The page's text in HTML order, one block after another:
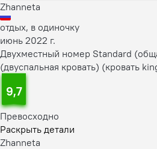
Zhanneta
отдых, в одиночку
июнь 2022 г.
Двухместный номер Standard
(двуспальная кровать) (кровать
9,7
Превосходно
Раскрыть детали
Zhanneta